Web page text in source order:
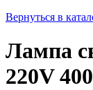
Вернуться в
Лампа
220V